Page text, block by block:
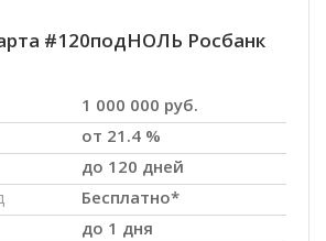
#120подНОЛЬ Росбанк
1 000 000 руб.
от 21.4 %
до 120 дней
Бесплатно*
до 1 дня